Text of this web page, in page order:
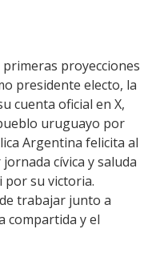
proyecciones
presidente electo, la
cuenta oficial en X,
uruguayo por
Argentina felicita al
cívica y saluda
por su victoria.
trabajar junto a
compartida y el